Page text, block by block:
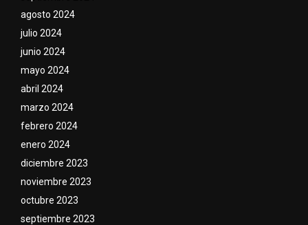
agosto 2024
julio 2024
junio 2024
mayo 2024
abril 2024
marzo 2024
febrero 2024
enero 2024
diciembre 2023
noviembre 2023
octubre 2023
septiembre 2023